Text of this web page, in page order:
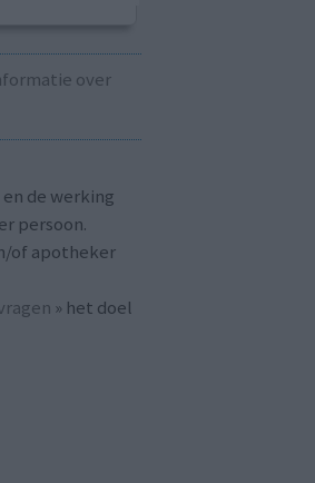
over
de werking
persoon.
of apotheker
» het doel